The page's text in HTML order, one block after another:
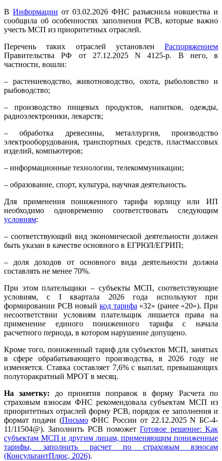
В Информации от 03.02.2026 ФНС разъяснила новшества и
сообщила об особенностях заполнения РСВ, которые важно
учесть МСП из приоритетных отраслей.
Перечень таких отраслей установлен Распоряжением
Правительства РФ от 27.12.2025 N 4125-р. В него, в
частности, вошли:
– растениеводство, животноводство, охота, рыболовство и
рыбоводство;
– производство пищевых продуктов, напитков, одежды,
радиоэлектроники, лекарств;
– обработка древесины, металлургия, производство
электрооборудования, транспортных средств, пластмассовых
изделий, компьютеров;
– информационные технологии, телекоммуникации;
– образование, спорт, культура, научная деятельность.
Для применения пониженного тарифа юрлицу или ИП
необходимо одновременно соответствовать следующим
условиям:
– соответствующий вид экономической деятельности должен
быть указан в качестве основного в ЕГРЮЛ/ЕГРИП;
– доля доходов от основного вида деятельности должна
составлять не менее 70%.
При этом плательщики – субъекты МСП, соответствующие
условиям, с I квартала 2026 года используют при
формировании РСВ новый код тарифа «32» (ранее «20»). При
несоответствии условиям плательщик лишается права на
применение единого пониженного тарифа с начала
расчетного периода, в котором нарушение допущено.
Кроме того, пониженный тариф для субъектов МСП, занятых
в сфере обрабатывающего производства, в 2026 году не
изменяется. Ставка составляет 7,6% с выплат, превышающих
полуторакратный МРОТ в месяц.
На заметку: до принятия поправок в форму Расчета по
страховым взносам ФНС рекомендовала субъектам МСП из
приоритетных отраслей форму РСВ, порядок ее заполнения и
формат подачи (ПисьмоФНС России от 22.12.2025 N БС-4-
11/11504@). Заполнить РСВ поможетГотовое решение: Как
субъектам МСП и другим лицам, применяющим пониженные
тарифы, заполнить расчет по страховым взносам
(КонсультантПлюс, 2026).